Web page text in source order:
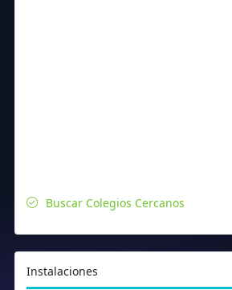
Buscar Colegios Cercanos
Instalaciones